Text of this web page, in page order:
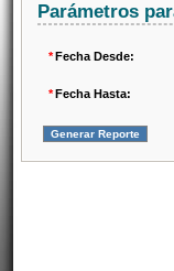
Parámetros
*Fecha Desde:
*Fecha Hasta: